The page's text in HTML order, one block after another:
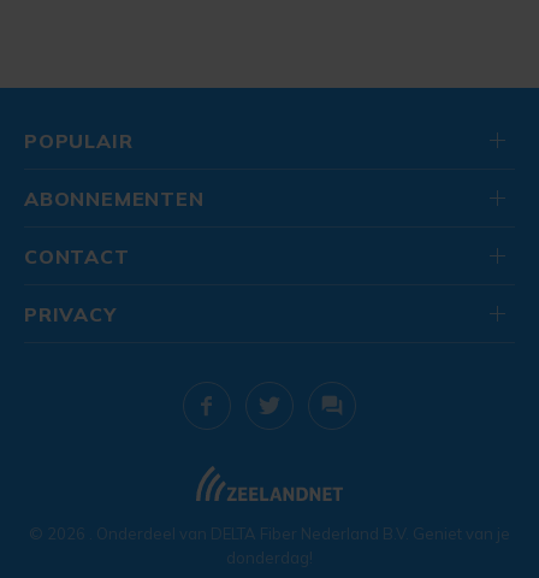
POPULAIR
ABONNEMENTEN
CONTACT
© 2026 . Onderdeel van DELTA Fiber Nederland B.V. Geniet van je
donderdag!
PRIVACY